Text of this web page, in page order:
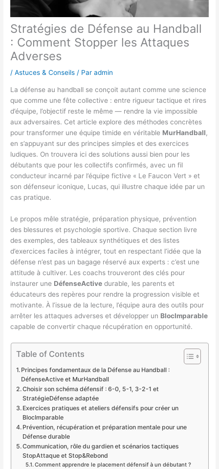
Stratégies de Défense au Handball
: Comment Stopper les Attaques
Adverses
/Astuces & Conseils / Paradmin
La défense au handball se conçoit autant comme une science
que comme une fête collective : entre rigueur tactique et rires
d’équipe, l’objectif reste le même — rendre la vie impossible
aux adversaires. Cet article explore des méthodes concrètes
pour transformer une équipe timide en véritable MurHandball,
en s’appuyant sur des principes simples et des exercices
ludiques. On trouvera ici des solutions aussi bien pour les
débutants que pour les collectifs confirmés, avec un fil
conducteur incarné par l’équipe fictive « Le Faucon Vert » et
son défenseur iconique, Lucas, qui illustre chaque idée par un
cas pratique.
Le propos mêle stratégie, préparation physique, prévention
des blessures et psychologie sportive. Chaque section livre
des exemples, des tableaux synthétiques et des listes
d’exercices faciles à intégrer, tout en respectant l’idée que la
défense n’est pas un bagage réservé aux experts : c’est une
attitude à cultiver. Les coachs trouveront des clés pour
instaurer une DéfenseActive durable, les parents et
éducateurs des repères pour rendre la progression visible et
motivante. À l’issue de la lecture, l’équipe aura des outils pour
arrêter les attaques adverses et développer un BlocImparable
capable de convertir chaque récupération en opportunité.
Table of Contents
Principes fondamentaux de la Défense au Handball :
DéfenseActive et MurHandball
Choisir son schéma défensif : 6-0, 5-1, 3-2-1 et
StratégieDéfense adaptée
Exercices pratiques et ateliers défensifs pour créer un
BlocImparable
Prévention, récupération et préparation mentale pour une
Défense durable
Communication, rôle du gardien et scénarios tactiques
StopAttaque et Stop&Rebond
Comment apprendre le placement défensif à un débutant ?